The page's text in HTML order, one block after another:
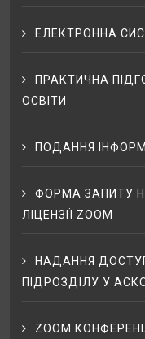
ЕЛЕКТРОННА
ПРАКТИЧНА
ОСВІТИ
ПОДАННЯ
ФОРМА ЗАПИТУ
ЛІЦЕНЗІЇ ZOOM
НАДАННЯ
ПІДРОЗДІЛУ У
ZOOM